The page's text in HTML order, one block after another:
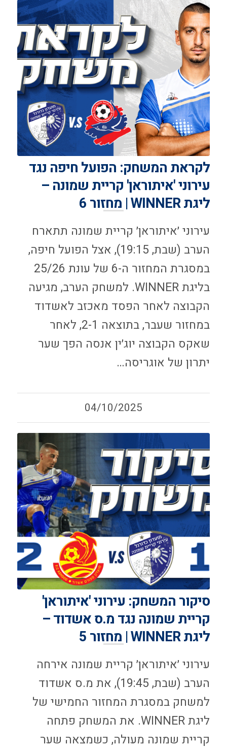
לקראת המשחק: הפועל חיפה נגד
עירוני 'איתוראן' קריית שמונה –
ליגת WINNER | מחזור 6
עירוני ׳איתוראן׳ קריית שמונה תתארח
הערב (שבת, 19:15), אצל הפועל חיפה,
במסגרת המחזור ה-6 של עונת 25/26
בליגת WINNER. למשחק הערב, מגיעה
הקבוצה לאחר הפסד מאכזב לאשדוד
במחזור שעבר, בתוצאה 2-1, לאחר
שאקס הקבוצה יוג׳ין אנסה הפך שער
יתרון של אוגריסה…
04/10/2025
סיקור המשחק: עירוני 'איתוראן'
קריית שמונה נגד מ.ס אשדוד –
ליגת WINNER | מחזור 5
עירוני ׳איתוראן׳ קריית שמונה אירחה
הערב (שבת, 19:45), את מ.ס אשדוד
למשחק במסגרת המחזור החמישי של
ליגת WINNER. את המשחק פתחה
קריית שמונה מעולה, כשמצאה שער